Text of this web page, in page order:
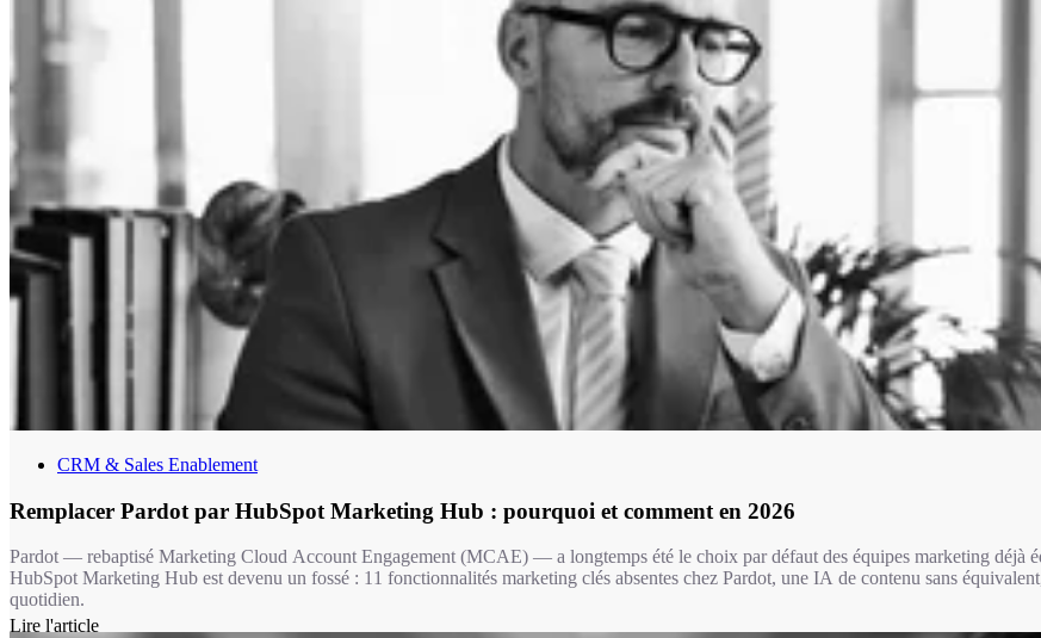
CRM & Sales Enablement
Remplacer Pardot par HubSpot Marketing Hub : pourquoi et comment en 2026
Pardot — rebaptisé Marketing Cloud Account Engagement (MCAE) — a longtemps été le choix par défaut des équipes marketing déjà
HubSpot Marketing Hub est devenu un fossé : 11 fonctionnalités marketing clés absentes chez Pardot, une IA de contenu sans
quotidien.
Lire l'article